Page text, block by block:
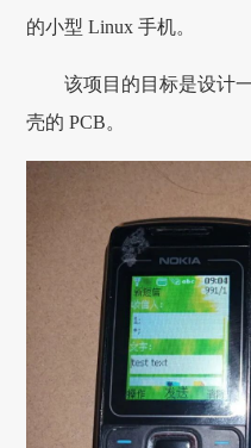
的小型 Linux 手机。
该项目的目标是设计
壳的 PCB。